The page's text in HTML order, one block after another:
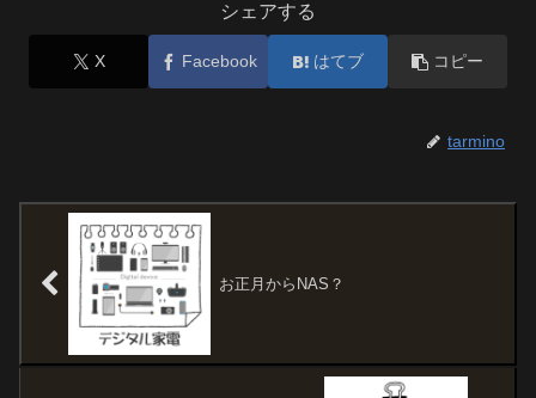
シェアする
X Facebook はてブ コピー
tarmino
お正月からNAS？